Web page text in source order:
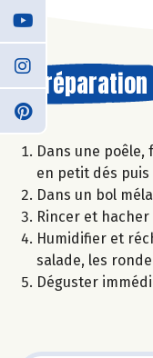
Préparation
Dans une poêle,
en petit dés
Dans un bol
Rincer et
Humidifier et
salade, les
Déguster